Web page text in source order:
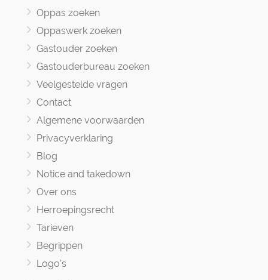
Oppas zoeken
Oppaswerk zoeken
Gastouder zoeken
Gastouderbureau zoeken
Veelgestelde vragen
Contact
Algemene voorwaarden
Privacyverklaring
Blog
Notice and takedown
Over ons
Herroepingsrecht
Tarieven
Begrippen
Logo's